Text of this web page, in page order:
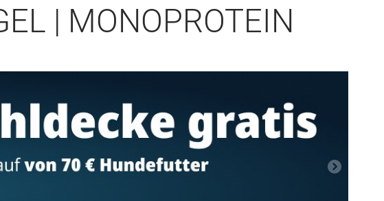
| MONOPROTEIN